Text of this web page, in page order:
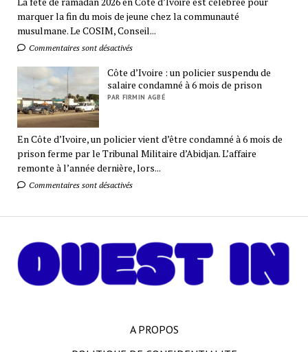
marquer la fin du mois de jeune chez la communauté
musulmane. Le COSIM, Conseil...
Commentaires sont désactivés
Côte d’Ivoire : un policier suspendu de
salaire condamné à 6 mois de prison
PAR FIRMIN AGBÉ
En Côte d’Ivoire, un policier vient d’être condamné à 6 mois de
prison ferme par le Tribunal Militaire d’Abidjan. L’affaire
remonte à l’année dernière, lors...
Commentaires sont désactivés
A PROPOS